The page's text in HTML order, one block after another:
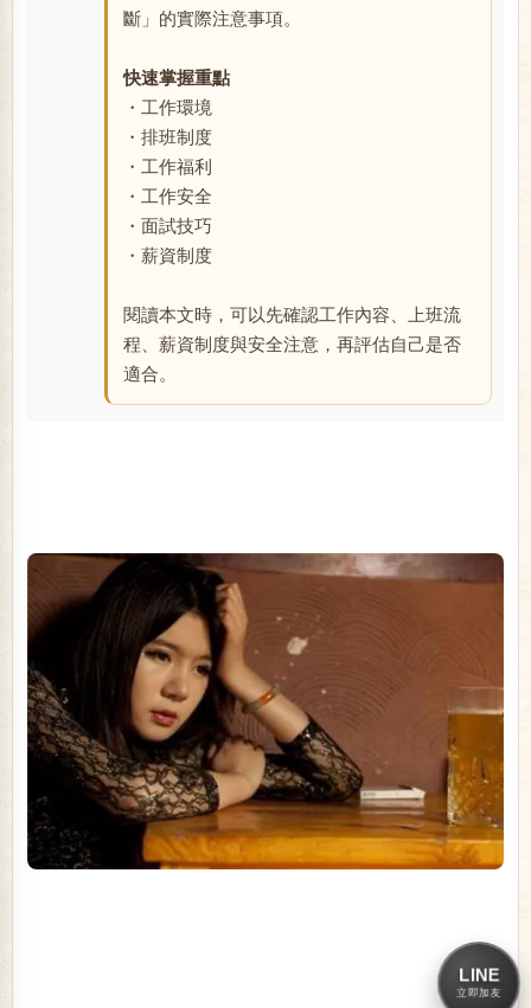
斷」的實際注意事項。
快速掌握重點
・工作環境
・排班制度
・工作福利
・工作安全
・面試技巧
・薪資制度
閱讀本文時，可以先確認工作內容、上班流
程、薪資制度與安全注意，再評估自己是否
適合。
LINE
立即加友